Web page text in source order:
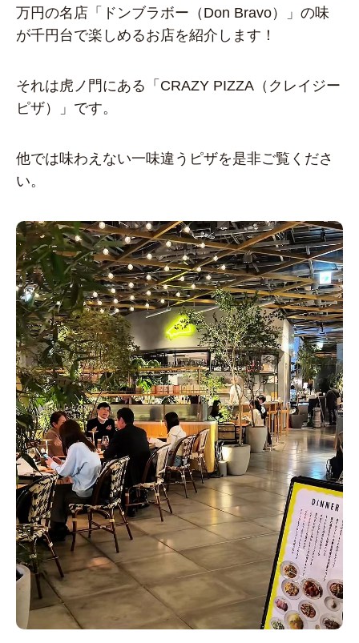
万円の名店「ドンブラボー（Don Bravo）」の味
が千円台で楽しめるお店を紹介します！
それは虎ノ門にある「CRAZY PIZZA（クレイジー
ピザ）」です。
他では味わえない一味違うピザを是非ご覧くださ
い。